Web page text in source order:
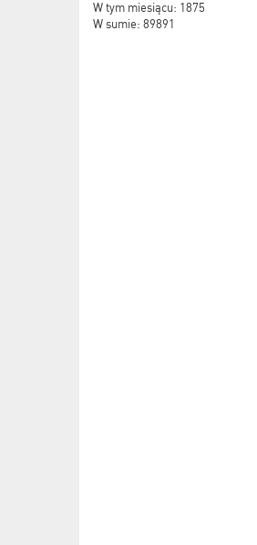
W tym miesiącu: 1875
W sumie: 89891